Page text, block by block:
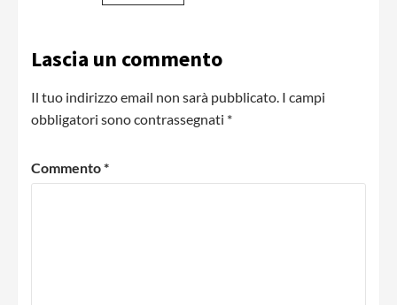
Lascia un commento
Il tuo indirizzo email non sarà pubblicato. I campi
obbligatori sono contrassegnati *
Commento*